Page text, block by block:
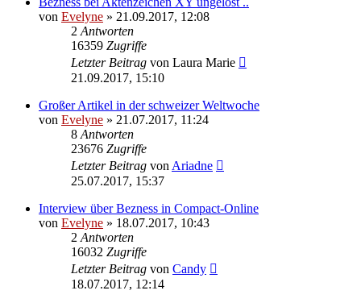
von Evelyne » 21.09.2017, 12:08
2 Antworten
16359 Zugriffe
Letzter Beitrag von Laura Marie
21.09.2017, 15:10
Großer Artikel in der schweizer Weltwoche
von Evelyne » 21.07.2017, 11:24
8 Antworten
23676 Zugriffe
Letzter Beitrag von Ariadne
25.07.2017, 15:37
Interview über Bezness in Compact-Online
von Evelyne » 18.07.2017, 10:43
2 Antworten
16032 Zugriffe
Letzter Beitrag von Candy
18.07.2017, 12:14